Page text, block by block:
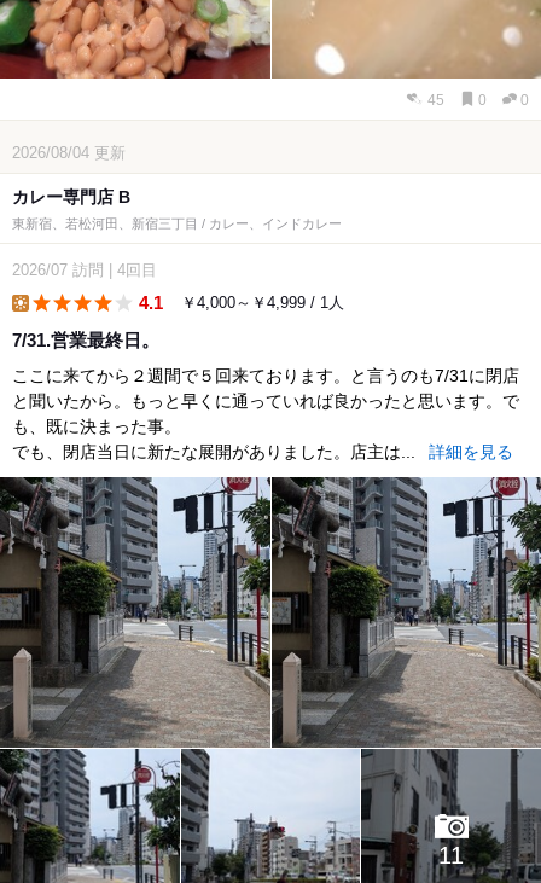
45 0 0
2026/08/04 更新
カレー専門店 B
東新宿、若松河田、新宿三丁目 / カレー、インドカレー
2026/07 訪問 4回目
4.1 ￥4,000～￥4,999 / 1人
7/31.営業最終日。
ここに来てから２週間で５回来ております。と言うのも7/31に閉店
と聞いたから。もっと早くに通っていれば良かったと思います。で
も、既に決まった事。
でも、閉店当日に新たな展開がありました。店主は...
詳細を見る
11